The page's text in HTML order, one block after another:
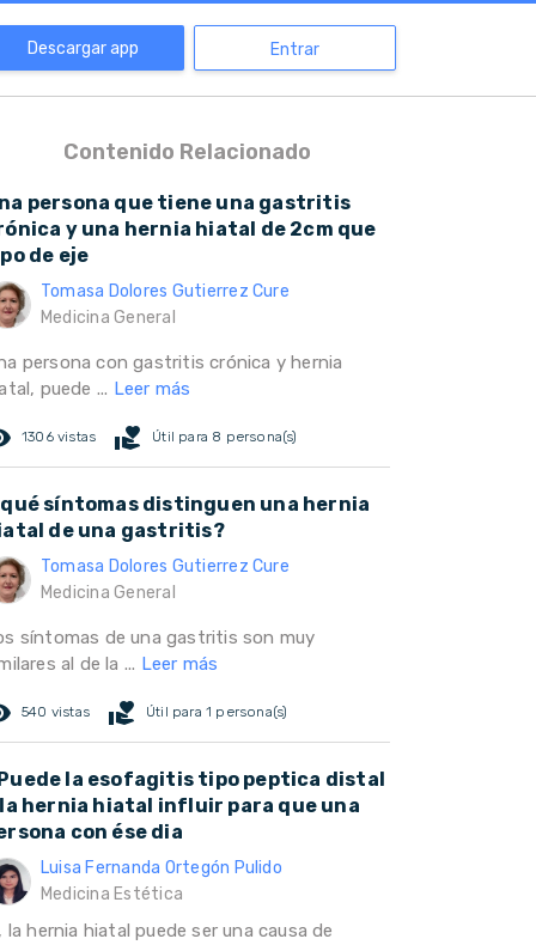
Descargar app Entrar
Contenido Relacionado
persona que tiene una gastritis
y una hernia hiatal de 2cm que
de eje
Tomasa Dolores Gutierrez Cure
Medicina General
persona con gastritis crónica y hernia
puede ... Leer más
1306 vistas volunteer_activism Útil para 8 persona(s)
síntomas distinguen una hernia
de una gastritis?
Tomasa Dolores Gutierrez Cure
Medicina General
síntomas de una gastritis son muy
al de la ... Leer más
540 vistas volunteer_activism Útil para 1 persona(s)
la esofagitis tipo peptica distal
hernia hiatal influir para que una
con ése dia
Luisa Fernanda Ortegón Pulido
Medicina Estética
la hernia hiatal puede ser una causa de